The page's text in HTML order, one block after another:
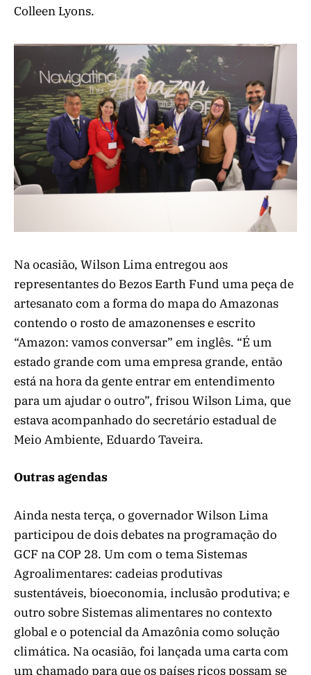
Colleen Lyons.
Na ocasião, Wilson Lima entregou aos
representantes do Bezos Earth Fund uma peça de
artesanato com a forma do mapa do Amazonas
contendo o rosto de amazonenses e escrito
“Amazon: vamos conversar” em inglês. “É um
estado grande com uma empresa grande, então
está na hora da gente entrar em entendimento
para um ajudar o outro”, frisou Wilson Lima, que
estava acompanhado do secretário estadual de
Meio Ambiente, Eduardo Taveira.
Outras agendas
Ainda nesta terça, o governador Wilson Lima
participou de dois debates na programação do
GCF na COP 28. Um com o tema Sistemas
Agroalimentares: cadeias produtivas
sustentáveis, bioeconomia, inclusão produtiva; e
outro sobre Sistemas alimentares no contexto
global e o potencial da Amazônia como solução
climática. Na ocasião, foi lançada uma carta com
um chamado para que os países ricos possam se